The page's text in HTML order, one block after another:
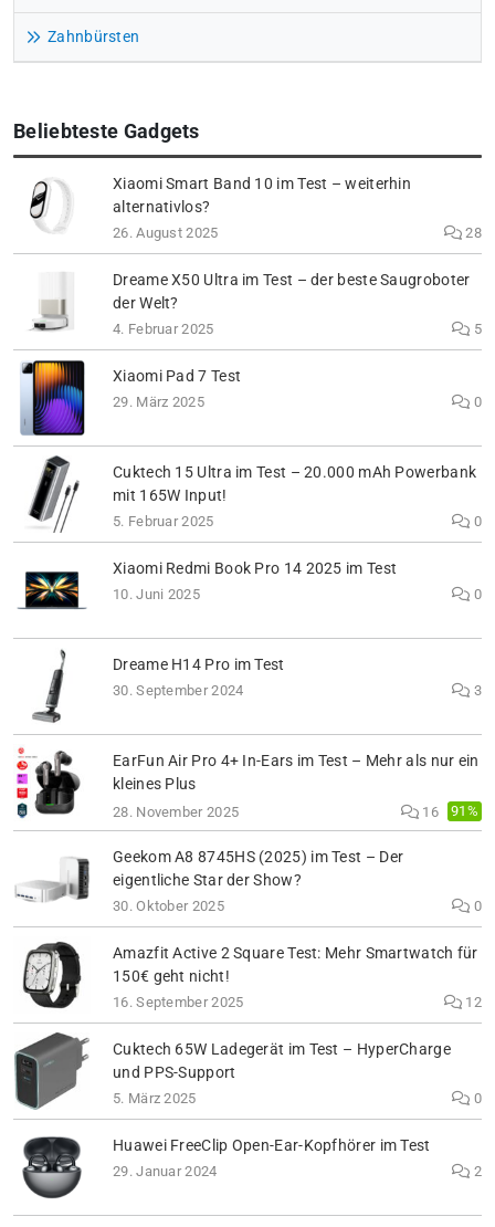
Zahnbürsten
Beliebteste Gadgets
Xiaomi Smart Band 10 im Test – weiterhin
alternativlos?
26. August 2025 28
Dreame X50 Ultra im Test – der beste Saugroboter
der Welt?
4. Februar 2025 5
Xiaomi Pad 7 Test
29. März 2025 0
Cuktech 15 Ultra im Test – 20.000 mAh Powerbank
mit 165W Input!
5. Februar 2025 0
Xiaomi Redmi Book Pro 14 2025 im Test
10. Juni 2025 0
Dreame H14 Pro im Test
30. September 2024 3
EarFun Air Pro 4+ In-Ears im Test – Mehr als nur ein
kleines Plus
28. November 2025 16 91%
Geekom A8 8745HS (2025) im Test – Der
eigentliche Star der Show?
30. Oktober 2025 0
Amazfit Active 2 Square Test: Mehr Smartwatch für
150€ geht nicht!
16. September 2025 12
Cuktech 65W Ladegerät im Test – HyperCharge
und PPS-Support
5. März 2025 0
Huawei FreeClip Open-Ear-Kopfhörer im Test
29. Januar 2024 2